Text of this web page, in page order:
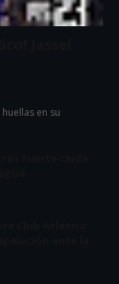
en su